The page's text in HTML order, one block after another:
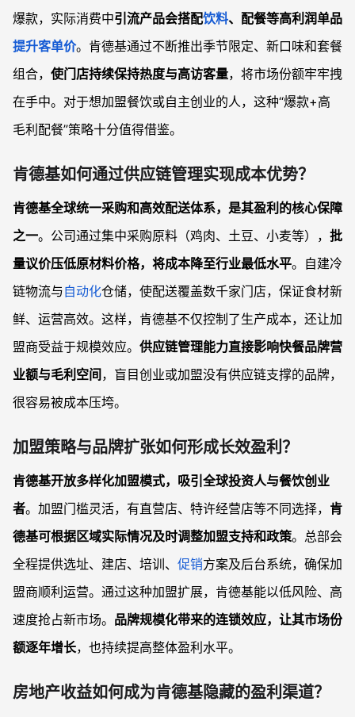
爆款，实际消费中引流产品会搭配饮料、配餐等高利润单品
提升客单价。肯德基通过不断推出季节限定、新口味和套餐
组合， 使门店持续保持热度与高访客量，将市场份额牢牢拽
在手中。对于想加盟餐饮或自主创业的人，这种“爆款+高
毛利配餐”策略十分值得借鉴。
肯德基如何通过供应链管理实现成本优势？
肯德基全球统一采购和高效配送体系，是其盈利的核心保障
之一。公司通过集中采购原料（鸡肉、土豆、小麦等）， 批
量议价压低原材料价格，将成本降至行业最低水平。自建冷
链物流与自动化仓储，使配送覆盖数千家门店，保证食材新
鲜、运营高效。这样，肯德基不仅控制了生产成本，还让加
盟商受益于规模效应。 供应链管理能力直接影响快餐品牌营
业额与毛利空间 ，盲目创业或加盟没有供应链支撑的品牌，
很容易被成本压垮。
加盟策略与品牌扩张如何形成长效盈利？
肯德基开放多样化加盟模式，吸引全球投资人与餐饮创业
者。加盟门槛灵活，有直营店、特许经营店等不同选择， 肯
德基可根据区域实际情况及时调整加盟支持和政策。总部会
全程提供选址、建店、培训、 促销方案及后台系统，确保加
盟商顺利运营。通过这种加盟扩展，肯德基能以低风险、高
速度抢占新市场。 品牌规模化带来的连锁效应，让其市场份
额逐年增长，也持续提高整体盈利水平。
房地产收益如何成为肯德基隐藏的盈利渠道？